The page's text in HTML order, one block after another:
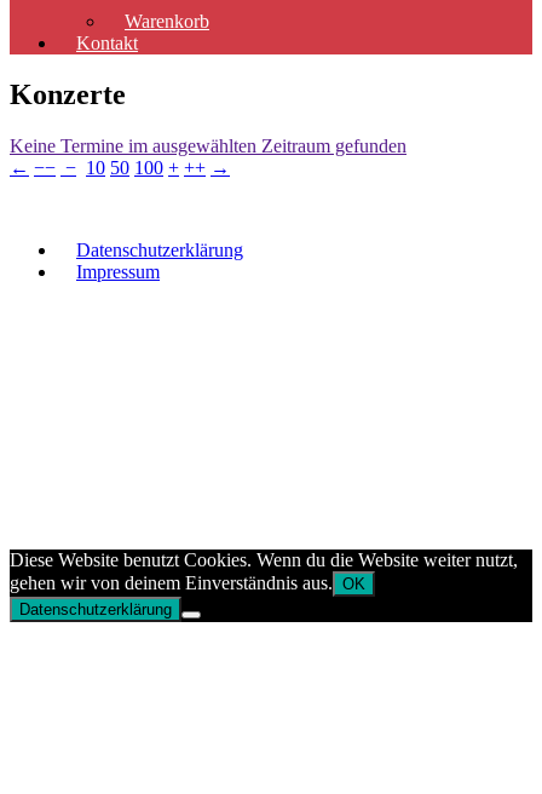
Warenkorb
Kontakt
Konzerte
Keine Termine im ausgewählten Zeitraum gefunden
← −− − 10 50 100 + ++ →
Datenschutzerklärung
Impressum
Diese Website benutzt Cookies. Wenn du die Website weiter nutzt,
gehen wir von deinem Einverständnis aus. OK
Datenschutzerklärung